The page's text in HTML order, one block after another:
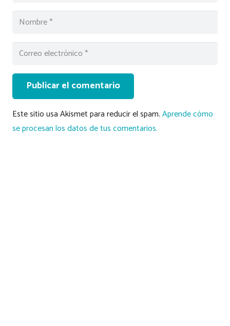
Publicar el comentario
Este sitio usa Akismet para reducir el spam.Aprende cómo
se procesan los datos de tus comentarios.